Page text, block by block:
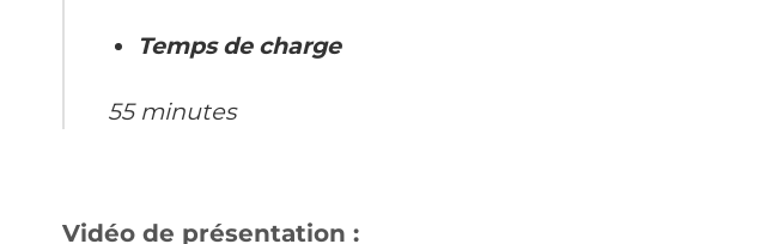
Temps de charge
55 minutes
Vidéo de présentation :